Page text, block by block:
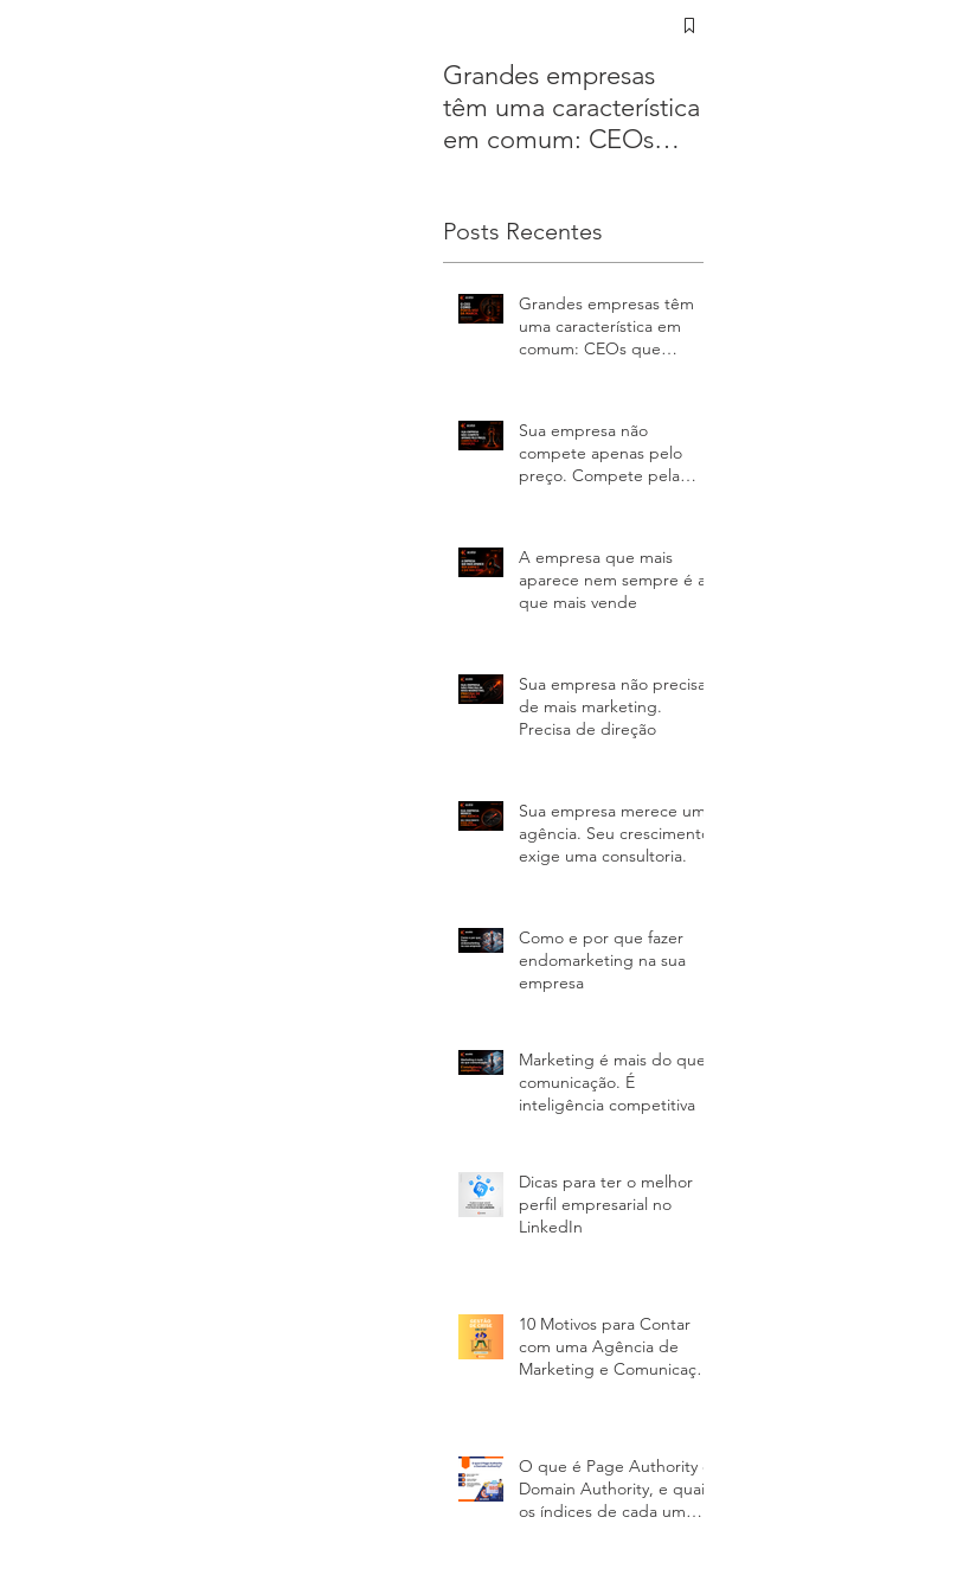
Grandes empresas
têm uma característica
em comum: CEOs
Posts Recentes
Grandes empresas têm
uma característica em
comum: CEOs que
Sua empresa não
compete apenas pelo
preço. Compete pela
A empresa que mais
aparece nem sempre é a
que mais vende
Sua empresa não precisa
de mais marketing.
Precisa de direção
Sua empresa merece uma
agência. Seu crescimento
exige uma consultoria.
Como e por que fazer
endomarketing na sua
empresa
Marketing é mais do que
comunicação. É
inteligência competitiva
Dicas para ter o melhor
perfil empresarial no
LinkedIn
10 Motivos para Contar
com uma Agência de
Marketing e Comunicação
O que é Page Authority e
Domain Authority, e quais
os índices de cada um